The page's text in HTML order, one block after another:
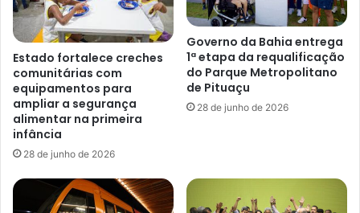
Estado fortalece creches
comunitárias com
equipamentos para
ampliar a segurança
alimentar na primeira
infância
28 de junho de 2026
Governo da Bahia entrega
1ª etapa da requalificação
do Parque Metropolitano
de Pituaçu
28 de junho de 2026